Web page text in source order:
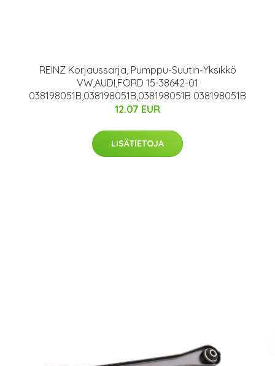
REINZ Korjaussarja, Pumppu-Suutin-Yksikkö
VW,AUDI,FORD 15-38642-01
038198051B,038198051B,038198051B 038198051B
12.07 EUR
LISÄTIETOJA